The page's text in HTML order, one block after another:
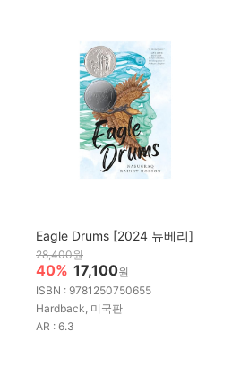
Eagle Drums [2024 뉴베리]
28,400원
40% 17,100원
ISBN : 9781250750655
Hardback, 미국판
AR : 6.3